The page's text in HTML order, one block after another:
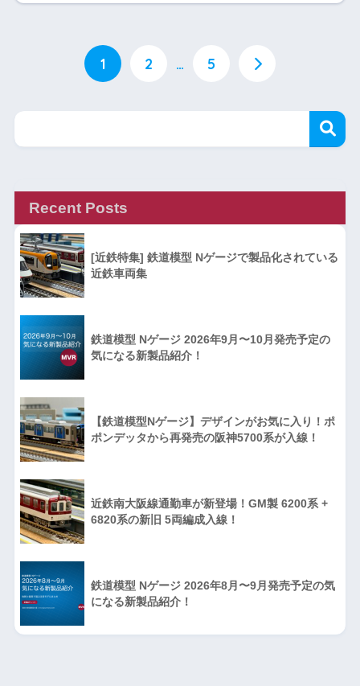
1 2 … 5
Recent Posts
[近鉄特集] 鉄道模型 Nゲージで製品化されている
近鉄車両集
鉄道模型 Nゲージ 2026年9月〜10月発売予定の
気になる新製品紹介！
【鉄道模型Nゲージ】デザインがお気に入り！ポ
ポンデッタから再発売の阪神5700系が入線！
近鉄南大阪線通勤車が新登場！GM製 6200系 +
6820系の新旧 5両編成入線！
鉄道模型 Nゲージ 2026年8月〜9月発売予定の気
になる新製品紹介！